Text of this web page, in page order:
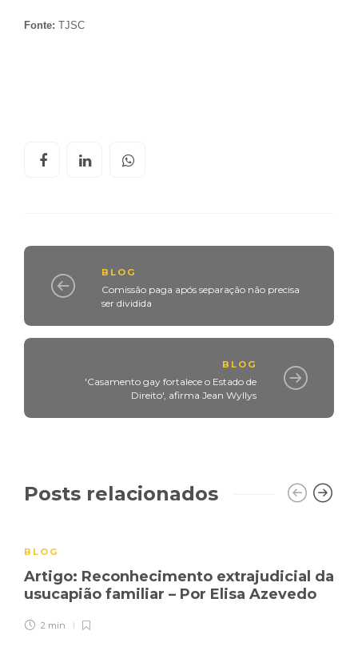
Fonte: TJSC
BLOG
Comissão paga após separação não precisa
ser dividida
BLOG
'Casamento gay fortalece o Estado de
Direito', afirma Jean Wyllys
Posts relacionados
BLOG
Artigo: Reconhecimento extrajudicial da
usucapião familiar – Por Elisa Azevedo
2 min